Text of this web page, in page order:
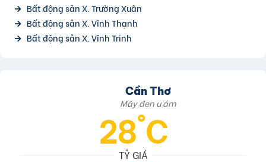
Bất động sản X. Trường Xuân
Bất động sản X. Vĩnh Thạnh
Bất động sản X. Vĩnh Trinh
Cần Thơ
Mây đen u ám
28°C
TỶ GIÁ